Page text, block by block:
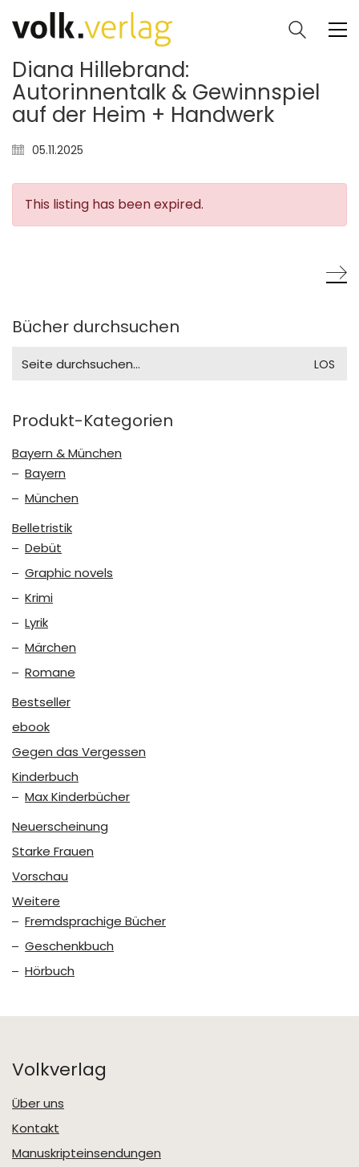
Diana Hillebrand:
Autorinnentalk & Gewinnspiel
auf der Heim + Handwerk
05.11.2025
This listing has been expired.
Bücher durchsuchen
for:
Produkt-Kategorien
Bayern & München
Bayern
München
Belletristik
Debüt
Graphic novels
Krimi
Lyrik
Märchen
Romane
Bestseller
ebook
Gegen das Vergessen
Kinderbuch
Max Kinderbücher
Neuerscheinung
Starke Frauen
Vorschau
Weitere
Fremdsprachige Bücher
Geschenkbuch
Hörbuch
Volkverlag
Über uns
Kontakt
Manuskripteinsendungen